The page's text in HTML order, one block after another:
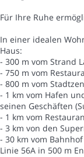
Für Ihre Ruhe
In einer idealen
Haus:
- 300 m vom Strand
- 750 m vom
- 800 m vom
- 1 km vom Hafen
seinen Geschäften
- 1 km vom
- 3 km von den
- 30 km vom
Linie 56A in 500 m